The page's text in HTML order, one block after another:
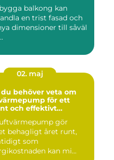
balkong kan
en trist fasad och
dimensioner till såväl
02. maj
behöver veta om
för ett
och effektivt
gör
behagligt året runt,
som
kan mi...